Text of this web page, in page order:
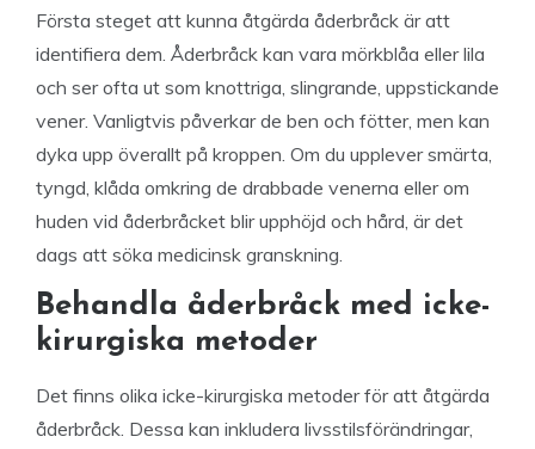
Första steget att kunna åtgärda åderbråck är att
identifiera dem. Åderbråck kan vara mörkblåa eller lila
och ser ofta ut som knottriga, slingrande, uppstickande
vener. Vanligtvis påverkar de ben och fötter, men kan
dyka upp överallt på kroppen. Om du upplever smärta,
tyngd, klåda omkring de drabbade venerna eller om
huden vid åderbråcket blir upphöjd och hård, är det
dags att söka medicinsk granskning.
Behandla åderbråck med icke-
kirurgiska metoder
Det finns olika icke-kirurgiska metoder för att åtgärda
åderbråck. Dessa kan inkludera livsstilsförändringar,